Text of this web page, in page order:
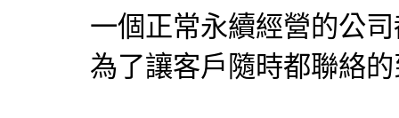
一個正常永續經營的公
為了讓客戶隨時都聯絡